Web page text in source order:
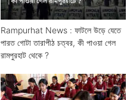
Rampurhat News : ফাটলে উড়ে যেতে
পারত গোটা তারাপীঠ চত্বর, কী পাওয়া গেল
রামপুরহাট থেকে ?